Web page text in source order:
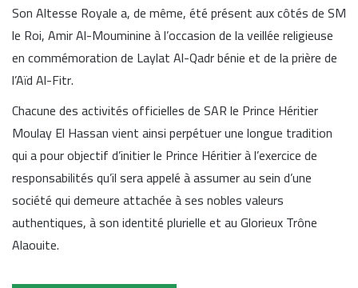
Son Altesse Royale a, de même, été présent aux côtés de SM
le Roi, Amir Al-Mouminine à l’occasion de la veillée religieuse
en commémoration de Laylat Al-Qadr bénie et de la prière de
l’Aïd Al-Fitr.
Chacune des activités officielles de SAR le Prince Héritier
Moulay El Hassan vient ainsi perpétuer une longue tradition
qui a pour objectif d’initier le Prince Héritier à l’exercice de
responsabilités qu’il sera appelé à assumer au sein d’une
société qui demeure attachée à ses nobles valeurs
authentiques, à son identité plurielle et au Glorieux Trône
Alaouite.